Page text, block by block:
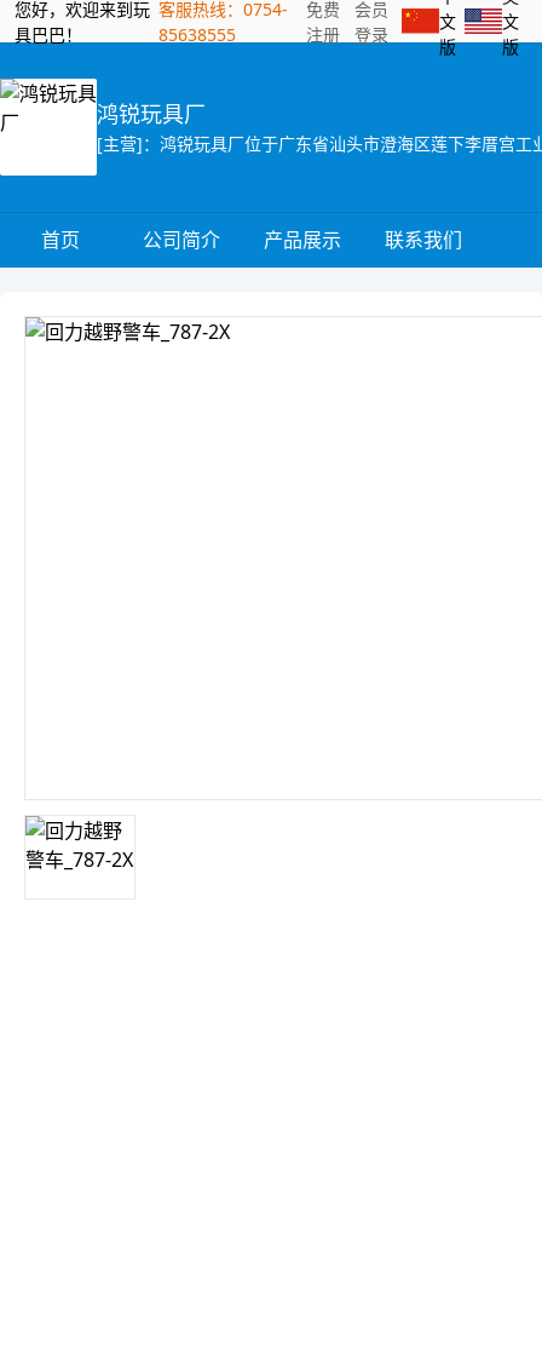
您好，欢迎来到玩
具巴巴！
客服热线：0754-
85638555
免费
注册
会员
登录
文
版
文
版
鸿锐玩具厂
首页 公司简介 产品展示 联系我们